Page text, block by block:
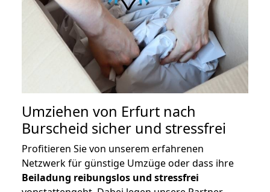
Umziehen von Erfurt nach
Burscheid sicher und stressfrei
Profitieren Sie von unserem erfahrenen
Netzwerk für günstige Umzüge oder dass ihre
Beiladung reibungslos und stressfrei